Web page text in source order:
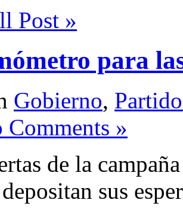
Post »
para
Gobierno,
Comments »
de la
sus